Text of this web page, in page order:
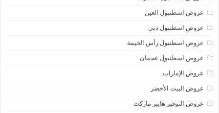
عروض اسطنبول العين
عروض اسطنبول دبي
عروض اسطنبول رأس الخيمة
عروض اسطنبول عجمان
عروض الإمارات
عروض البيت الأخضر
عروض التوفير هايبر ماركت